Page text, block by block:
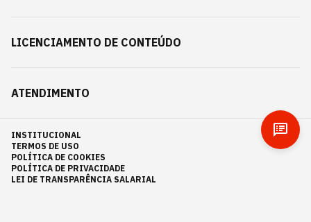
LICENCIAMENTO DE CONTEÚDO
ATENDIMENTO
INSTITUCIONAL
TERMOS DE USO
POLÍTICA DE COOKIES
POLÍTICA DE PRIVACIDADE
LEI DE TRANSPARÊNCIA SALARIAL